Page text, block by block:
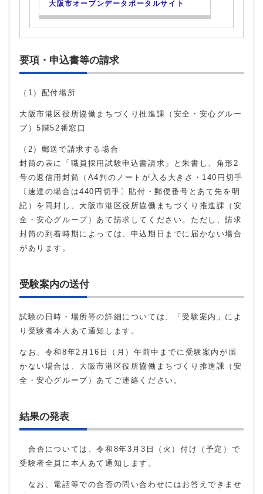
大阪市オープンデータポータルサイト
要項・申込書等の請求
（1）配付場所
大阪市港区役所協働まちづくり推進課（安全・安心グルー
プ）5階52番窓口
（2）郵送で請求する場合
封筒の表に「職員採用試験申込書請求」と朱書し、角形2
号の返信用封筒（A4判のノートが入る大きさ・140円切手
〔速達の場合は440円切手〕貼付・郵便番号とあて先を明
記）を同封し、大阪市港区役所協働まちづくり推進課（安
全・安心グループ）あて請求してください。ただし、請求
封筒の到着時期によっては、申込期日までに届かない場合
があります。
受験案内の送付
試験の日時・場所等の詳細については、「受験案内」によ
り受験者本人あて通知します。
なお、令和8年2月16日（月）午前中までに受験案内が届
かない場合は、大阪市港区役所協働まちづくり推進課（安
全・安心グループ）あてご連絡ください。
結果の発表
合否については、令和8年3月3日（火）付け（予定）で
受験者全員に本人あて通知します。
なお、電話等での合否の問い合わせにはお答えできませ